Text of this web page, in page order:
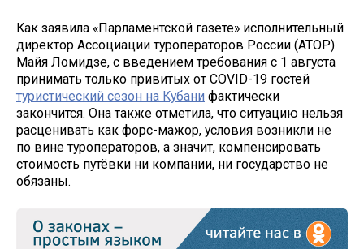
Как заявила «Парламентской газете» исполнительный
директор Ассоциации туроператоров России (АТОР)
Майя Ломидзе, с введением требования с 1 августа
принимать только привитых от COVID-19 гостей
туристический сезон на Кубани фактически
закончится. Она также отметила, что ситуацию нельзя
расценивать как форс-мажор, условия возникли не
по вине туроператоров, а значит, компенсировать
стоимость путёвки ни компании, ни государство не
обязаны.